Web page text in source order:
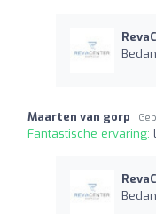
Maarten van gorp
Fantastische ervaring: